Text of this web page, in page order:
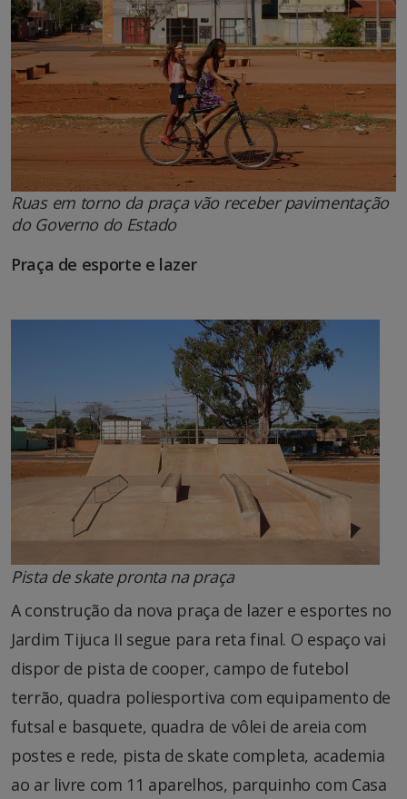
Ruas em torno da praça vão receber pavimentação
do Governo do Estado
Praça de esporte e lazer
Pista de skate pronta na praça
A construção da nova praça de lazer e esportes no
Jardim Tijuca II segue para reta final. O espaço vai
dispor de pista de cooper, campo de futebol
terrão, quadra poliesportiva com equipamento de
futsal e basquete, quadra de vôlei de areia com
postes e rede, pista de skate completa, academia
ao ar livre com 11 aparelhos, parquinho com Casa